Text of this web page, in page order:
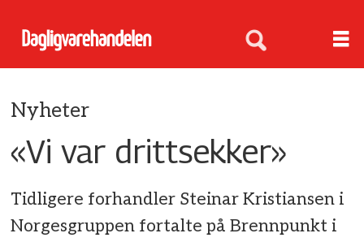
Nyheter
«Vi var drittsekker»
Tidligere forhandler Steinar Kristiansen i
Norgesgruppen fortalte på Brennpunkt i